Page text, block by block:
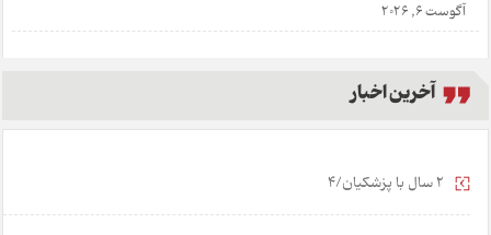
آگوست 6, 2026
آخرین اخبار